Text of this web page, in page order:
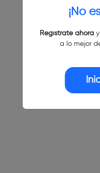
¡No
Regístrate ahoray
a lo mejor